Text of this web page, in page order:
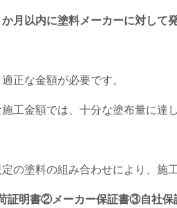
月以内に塗料メーカーに対して
正な金額が必要です。
工金額では、十分な塗布量に達
の塗料の組み合わせにより、施
証明書②メーカー保証書③自社保